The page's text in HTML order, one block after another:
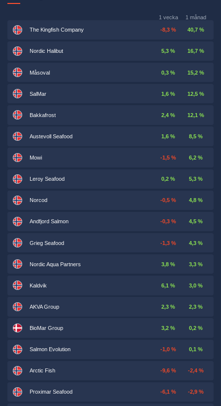
1 vecka 1 månad
The Kingfish Company -8,3 % 40,7 %
Nordic Halibut 5,3 % 16,7 %
Måsoval 0,3 % 15,2 %
SalMar 1,6 % 12,5 %
Bakkafrost 2,4 % 12,1 %
Austevoll Seafood 1,6 % 8,5 %
Mowi -1,5 % 6,2 %
Leroy Seafood 0,2 % 5,3 %
Norcod -0,5 % 4,8 %
Andfjord Salmon -0,3 % 4,5 %
Grieg Seafood -1,3 % 4,3 %
Nordic Aqua Partners 3,8 % 3,3 %
Kaldvik 6,1 % 3,0 %
AKVA Group 2,3 % 2,3 %
BioMar Group 3,2 % 0,2 %
Salmon Evolution -1,0 % 0,1 %
Arctic Fish -9,6 % -2,4 %
Proximar Seafood -6,1 % -2,9 %